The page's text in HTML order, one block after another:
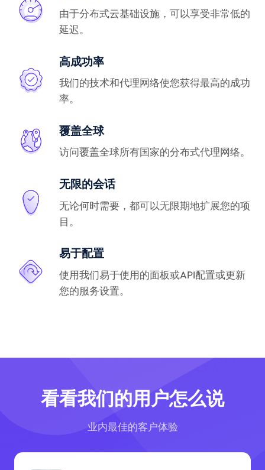
由于分布式云基础设施，可以享受非常低的
延迟。
高成功率
我们的技术和代理网络使您获得最高的成功
率。
覆盖全球
访问覆盖全球所有国家的分布式代理网络。
无限的会话
无论何时需要，都可以无限期地扩展您的项
目。
易于配置
使用我们易于使用的面板或API配置或更新
您的服务设置。
看看我们的用户怎么说
业内最佳的客户体验